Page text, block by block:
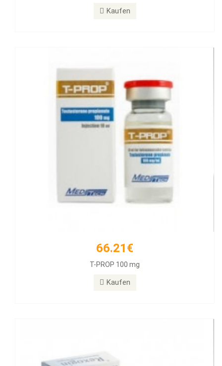
Kaufen
66.21€
T-PROP 100 mg
Kaufen
T-PROP 100 mg
55.89€
Rexogin 50mg/ml 10 Ampullen